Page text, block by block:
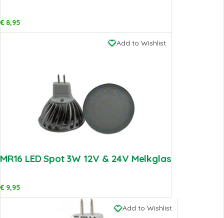
€8,95
Add to Wishlist
MR16 LED Spot 3W 12V & 24V Melkglas
€9,95
Add to Wishlist